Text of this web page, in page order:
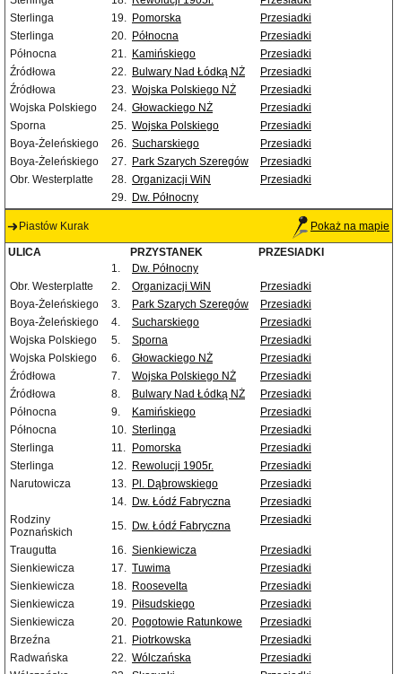
Sterlinga
19. Pomorska
Przesiadki
Sterlinga
20. Północna
Przesiadki
Północna
21. Kamińskiego
Przesiadki
Źródłowa
22. Bulwary Nad Łódką NŻ
Przesiadki
Źródłowa
23. Wojska Polskiego NŻ
Przesiadki
Wojska Polskiego
24. Głowackiego NŻ
Przesiadki
Sporna
25. Wojska Polskiego
Przesiadki
Boya-Żeleńskiego
26. Sucharskiego
Przesiadki
Boya-Żeleńskiego
27. Park Szarych Szeregów
Przesiadki
Obr. Westerplatte
28. Organizacji WiN
Przesiadki
29. Dw. Północny
Piastów Kurak Pokaż na mapie
ULICA PRZYSTANEK
PRZESIADKI
1.
Dw. Północny
Obr. Westerplatte
2. Organizacji WiN
Przesiadki
Boya-Żeleńskiego
3. Park Szarych Szeregów
Przesiadki
Boya-Żeleńskiego
4. Sucharskiego
Przesiadki
Wojska Polskiego
5. Sporna
Przesiadki
Wojska Polskiego
6. Głowackiego NŻ
Przesiadki
Źródłowa
7. Wojska Polskiego NŻ
Przesiadki
Źródłowa
8. Bulwary Nad Łódką NŻ
Przesiadki
Północna
9. Kamińskiego
Przesiadki
Północna
10. Sterlinga
Przesiadki
Sterlinga
11. Pomorska
Przesiadki
Sterlinga
12. Rewolucji 1905r.
Przesiadki
Narutowicza
13. Pl. Dąbrowskiego
Przesiadki
14. Dw. Łódź Fabryczna
Przesiadki
Rodziny
Poznańskich
15. Dw. Łódź Fabryczna Przesiadki
Traugutta 16. Sienkiewicza
Przesiadki
Sienkiewicza
17. Tuwima
Przesiadki
Sienkiewicza
18. Roosevelta
Przesiadki
Sienkiewicza
19. Piłsudskiego
Przesiadki
Sienkiewicza
20. Pogotowie Ratunkowe
Przesiadki
Brzeźna
21. Piotrkowska
Przesiadki
Radwańska
22. Wólczańska
Przesiadki